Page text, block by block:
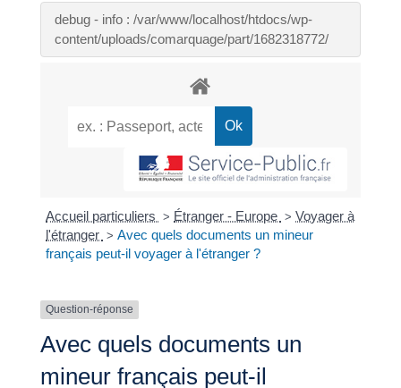
debug - info : /var/www/localhost/htdocs/wp-
content/uploads/comarquage/part/1682318772/
Accueil particuliers > Étranger - Europe > Voyager à
l'étranger > Avec quels documents un mineur
français peut-il voyager à l'étranger ?
Question-réponse
Avec quels documents un
mineur français peut-il